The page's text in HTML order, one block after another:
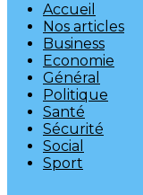
Accueil
Nos articles
Business
Economie
Général
Politique
Santé
Sécurité
Social
Sport